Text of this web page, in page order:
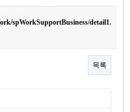
spWorkSupportBusiness/detail1.
목록